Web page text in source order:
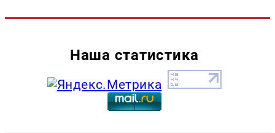
Наша статистика